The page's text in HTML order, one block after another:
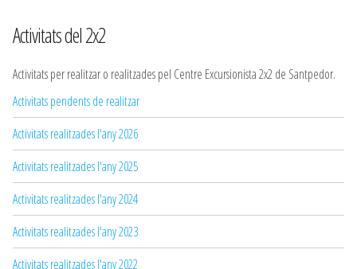
Activitats del 2x2
Activitats per realitzar o realitzades pel Centre Excursionista 2x2 de Santpedor.
Activitats pendents de realitzar
Activitats realitzades l'any 2026
Activitats realitzades l'any 2025
Activitats realitzades l'any 2024
Activitats realitzades l'any 2023
Activitats realitzades l'any 2022